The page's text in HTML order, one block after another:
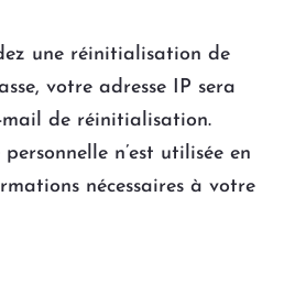
une réinitialisation de
votre adresse IP sera
mail de réinitialisation.
n’est utilisée en
nécessaires à votre